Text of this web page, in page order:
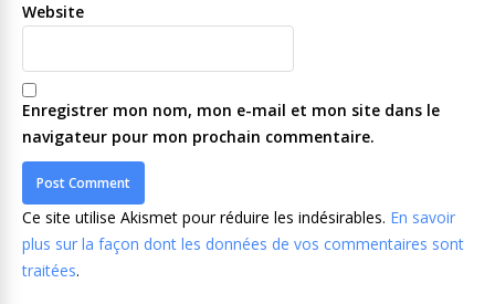
Website
Enregistrer mon nom, mon e-mail et mon site dans le
navigateur pour mon prochain commentaire.
Ce site utilise Akismet pour réduire les indésirables. En savoir
plus sur la façon dont les données de vos commentaires sont
traitées.